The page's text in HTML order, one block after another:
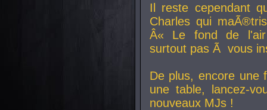
Il reste cependant
Charles qui
Â« Le fond de
surtout pas Ã vous
De plus, encore une
une table, lancez-
nouveaux MJs !